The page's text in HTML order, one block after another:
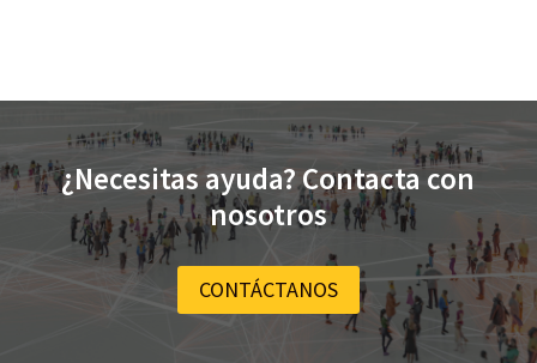
¿Necesitas ayuda? Contacta con
nosotros
CONTÁCTANOS